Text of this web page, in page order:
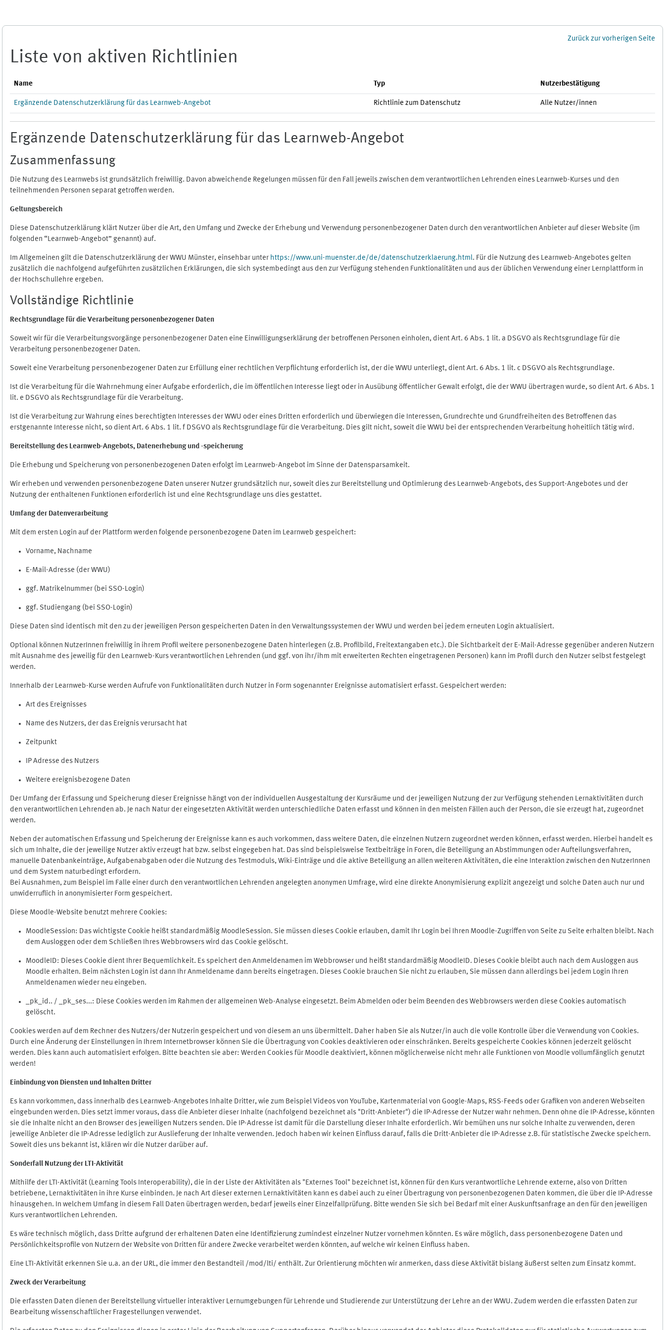
Zurück zur vorherigen Seite
Liste von aktiven Richtlinien
Name Typ Nutzerbestätigung
Ergänzende Datenschutzerklärung für das Learnweb-Angebot Richtlinie zum Datenschutz Alle Nutzer/innen
Ergänzende Datenschutzerklärung für das Learnweb-Angebot
Zusammenfassung
Die Nutzung des Learnwebs ist grundsätzlich freiwillig. Davon abweichende Regelungen müssen für den Fall jeweils zwischen dem verantwortlichen Lehrenden eines Learnweb-Kurses und den
teilnehmenden Personen separat getroffen werden.
Geltungsbereich
Diese Datenschutzerklärung klärt Nutzer über die Art, den Umfang und Zwecke der Erhebung und Verwendung personenbezogener Daten durch den verantwortlichen Anbieter auf dieser Website (im
folgenden “Learnweb-Angebot” genannt) auf.
Im Allgemeinen gilt die Datenschutzerklärung der WWU Münster, einsehbar unter https://www.uni-muenster.de/de/datenschutzerklaerung.html. Für die Nutzung des Learnweb-Angebotes gelten
zusätzlich die nachfolgend aufgeführten zusätzlichen Erklärungen, die sich systembedingt aus den zur Verfügung stehenden Funktionalitäten und aus der üblichen Verwendung einer Lernplattform in
der Hochschullehre ergeben.
Vollständige Richtlinie
Rechtsgrundlage für die Verarbeitung personenbezogener Daten
Soweit wir für die Verarbeitungsvorgänge personenbezogener Daten eine Einwilligungserklärung der betroffenen Personen einholen, dient Art. 6 Abs. 1 lit. a DSGVO als Rechtsgrundlage für die
Verarbeitung personenbezogener Daten.
Soweit eine Verarbeitung personenbezogener Daten zur Erfüllung einer rechtlichen Verpflichtung erforderlich ist, der die WWU unterliegt, dient Art. 6 Abs. 1 lit. c DSGVO als Rechtsgrundlage.
Ist die Verarbeitung für die Wahrnehmung einer Aufgabe erforderlich, die im öffentlichen Interesse liegt oder in Ausübung öffentlicher Gewalt erfolgt, die der WWU übertragen wurde, so dient Art. 6 Abs. 1
lit. e DSGVO als Rechtsgrundlage für die Verarbeitung.
Ist die Verarbeitung zur Wahrung eines berechtigten Interesses der WWU oder eines Dritten erforderlich und überwiegen die Interessen, Grundrechte und Grundfreiheiten des Betroffenen das
erstgenannte Interesse nicht, so dient Art. 6 Abs. 1 lit. f DSGVO als Rechtsgrundlage für die Verarbeitung. Dies gilt nicht, soweit die WWU bei der entsprechenden Verarbeitung hoheitlich tätig wird.
Bereitstellung des Learnweb-Angebots, Datenerhebung und -speicherung
Die Erhebung und Speicherung von personenbezogenen Daten erfolgt im Learnweb-Angebot im Sinne der Datensparsamkeit.
Wir erheben und verwenden personenbezogene Daten unserer Nutzer grundsätzlich nur, soweit dies zur Bereitstellung und Optimierung des Learnweb-Angebots, des Support-Angebotes und der
Nutzung der enthaltenen Funktionen erforderlich ist und eine Rechtsgrundlage uns dies gestattet.
Umfang der Datenverarbeitung
Mit dem ersten Login auf der Plattform werden folgende personenbezogene Daten im Learnweb gespeichert:
Vorname, Nachname
E-Mail-Adresse (der WWU)
ggf. Matrikelnummer (bei SSO-Login)
ggf. Studiengang (bei SSO-Login)
Diese Daten sind identisch mit den zu der jeweiligen Person gespeicherten Daten in den Verwaltungssystemen der WWU und werden bei jedem erneuten Login aktualisiert.
Optional können NutzerInnen freiwillig in ihrem Profil weitere personenbezogene Daten hinterlegen (z.B. Profilbild, Freitextangaben etc.). Die Sichtbarkeit der E-Mail-Adresse gegenüber anderen Nutzern
mit Ausnahme des jeweilig für den Learnweb-Kurs verantwortlichen Lehrenden (und ggf. von ihr/ihm mit erweiterten Rechten eingetragenen Personen) kann im Profil durch den Nutzer selbst festgelegt
werden.
Innerhalb der Learnweb-Kurse werden Aufrufe von Funktionalitäten durch Nutzer in Form sogenannter Ereignisse automatisiert erfasst. Gespeichert werden:
Art des Ereignisses
Name des Nutzers, der das Ereignis verursacht hat
Zeitpunkt
IP Adresse des Nutzers
Weitere ereignisbezogene Daten
Der Umfang der Erfassung und Speicherung dieser Ereignisse hängt von der individuellen Ausgestaltung der Kursräume und der jeweiligen Nutzung der zur Verfügung stehenden Lernaktivitäten durch
den verantwortlichen Lehrenden ab. Je nach Natur der eingesetzten Aktivität werden unterschiedliche Daten erfasst und können in den meisten Fällen auch der Person, die sie erzeugt hat, zugeordnet
werden.
Neben der automatischen Erfassung und Speicherung der Ereignisse kann es auch vorkommen, dass weitere Daten, die einzelnen Nutzern zugeordnet werden können, erfasst werden. Hierbei handelt es
sich um Inhalte, die der jeweilige Nutzer aktiv erzeugt hat bzw. selbst eingegeben hat. Das sind beispielsweise Textbeiträge in Foren, die Beteiligung an Abstimmungen oder Aufteilungsverfahren,
manuelle Datenbankeinträge, Aufgabenabgaben oder die Nutzung des Testmoduls, Wiki-Einträge und die aktive Beteiligung an allen weiteren Aktivitäten, die eine Interaktion zwischen den NutzerInnen
und dem System naturbedingt erfordern.
Bei Ausnahmen, zum Beispiel im Falle einer durch den verantwortlichen Lehrenden angelegten anonymen Umfrage, wird eine direkte Anonymisierung explizit angezeigt und solche Daten auch nur und
unwiderruflich in anonymisierter Form gespeichert.
Diese Moodle-Website benutzt mehrere Cookies:
MoodleSession: Das wichtigste Cookie heißt standardmäßig MoodleSession. Sie müssen dieses Cookie erlauben, damit Ihr Login bei Ihren Moodle-Zugriffen von Seite zu Seite erhalten bleibt. Nach
dem Ausloggen oder dem Schließen Ihres Webbrowsers wird das Cookie gelöscht.
MoodleID: Dieses Cookie dient Ihrer Bequemlichkeit. Es speichert den Anmeldenamen im Webbrowser und heißt standardmäßig MoodleID. Dieses Cookie bleibt auch nach dem Ausloggen aus
Moodle erhalten. Beim nächsten Login ist dann Ihr Anmeldename dann bereits eingetragen. Dieses Cookie brauchen Sie nicht zu erlauben, Sie müssen dann allerdings bei jedem Login Ihren
Anmeldenamen wieder neu eingeben.
_pk_id.. / _pk_ses...: Diese Cookies werden im Rahmen der allgemeinen Web-Analyse eingesetzt. Beim Abmelden oder beim Beenden des Webbrowsers werden diese Cookies automatisch
gelöscht.
Cookies werden auf dem Rechner des Nutzers/der Nutzerin gespeichert und von diesem an uns übermittelt. Daher haben Sie als Nutzer/in auch die volle Kontrolle über die Verwendung von Cookies.
Durch eine Änderung der Einstellungen in Ihrem Internetbrowser können Sie die Übertragung von Cookies deaktivieren oder einschränken. Bereits gespeicherte Cookies können jederzeit gelöscht
werden. Dies kann auch automatisiert erfolgen. Bitte beachten sie aber: Werden Cookies für Moodle deaktiviert, können möglicherweise nicht mehr alle Funktionen von Moodle vollumfänglich genutzt
werden!
Einbindung von Diensten und Inhalten Dritter
Es kann vorkommen, dass innerhalb des Learnweb-Angebotes Inhalte Dritter, wie zum Beispiel Videos von YouTube, Kartenmaterial von Google-Maps, RSS-Feeds oder Grafiken von anderen Webseiten
eingebunden werden. Dies setzt immer voraus, dass die Anbieter dieser Inhalte (nachfolgend bezeichnet als "Dritt-Anbieter") die IP-Adresse der Nutzer wahr nehmen. Denn ohne die IP-Adresse, könnten
sie die Inhalte nicht an den Browser des jeweiligen Nutzers senden. Die IP-Adresse ist damit für die Darstellung dieser Inhalte erforderlich. Wir bemühen uns nur solche Inhalte zu verwenden, deren
jeweilige Anbieter die IP-Adresse lediglich zur Auslieferung der Inhalte verwenden. Jedoch haben wir keinen Einfluss darauf, falls die Dritt-Anbieter die IP-Adresse z.B. für statistische Zwecke speichern.
Soweit dies uns bekannt ist, klären wir die Nutzer darüber auf.
Sonderfall Nutzung der LTI-Aktivität
Mithilfe der LTI-Aktivität (Learning Tools Interoperability), die in der Liste der Aktivitäten als "Externes Tool" bezeichnet ist, können für den Kurs verantwortliche Lehrende externe, also von Dritten
betriebene, Lernaktivitäten in ihre Kurse einbinden. Je nach Art dieser externen Lernaktivitäten kann es dabei auch zu einer Übertragung von personenbezogenen Daten kommen, die über die IP-Adresse
hinausgehen. In welchem Umfang in diesem Fall Daten übertragen werden, bedarf jeweils einer Einzelfallprüfung. Bitte wenden Sie sich bei Bedarf mit einer Auskunftsanfrage an den für den jeweiligen
Kurs verantwortlichen Lehrenden.
Es wäre technisch möglich, dass Dritte aufgrund der erhaltenen Daten eine Identifizierung zumindest einzelner Nutzer vornehmen könnten. Es wäre möglich, dass personenbezogene Daten und
Persönlichkeitsprofile von Nutzern der Website von Dritten für andere Zwecke verarbeitet werden könnten, auf welche wir keinen Einfluss haben.
Eine LTI-Aktivität erkennen Sie u.a. an der URL, die immer den Bestandteil /mod/lti/ enthält. Zur Orientierung möchten wir anmerken, dass diese Aktivität bislang äußerst selten zum Einsatz kommt.
Zweck der Verarbeitung
Die erfassten Daten dienen der Bereitstellung virtueller interaktiver Lernumgebungen für Lehrende und Studierende zur Unterstützung der Lehre an der WWU. Zudem werden die erfassten Daten zur
Bearbeitung wissenschaftlicher Fragestellungen verwendet.